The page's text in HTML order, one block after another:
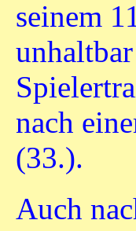
seinem
nach
(33.).
Auch